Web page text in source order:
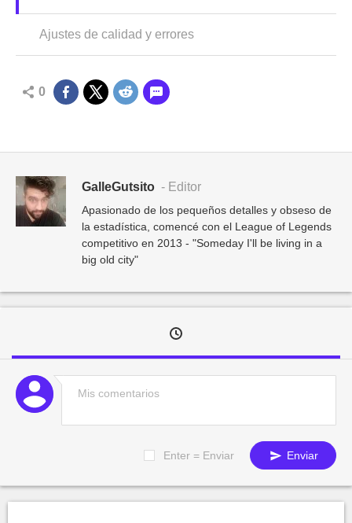
Ajustes de calidad y errores
0
GalleGutsito - Editor
Apasionado de los pequeños detalles y obseso de
la estadística, comencé con el League of Legends
competitivo en 2013 - "Someday I'll be living in a
big old city"
Enter = Enviar Enviar